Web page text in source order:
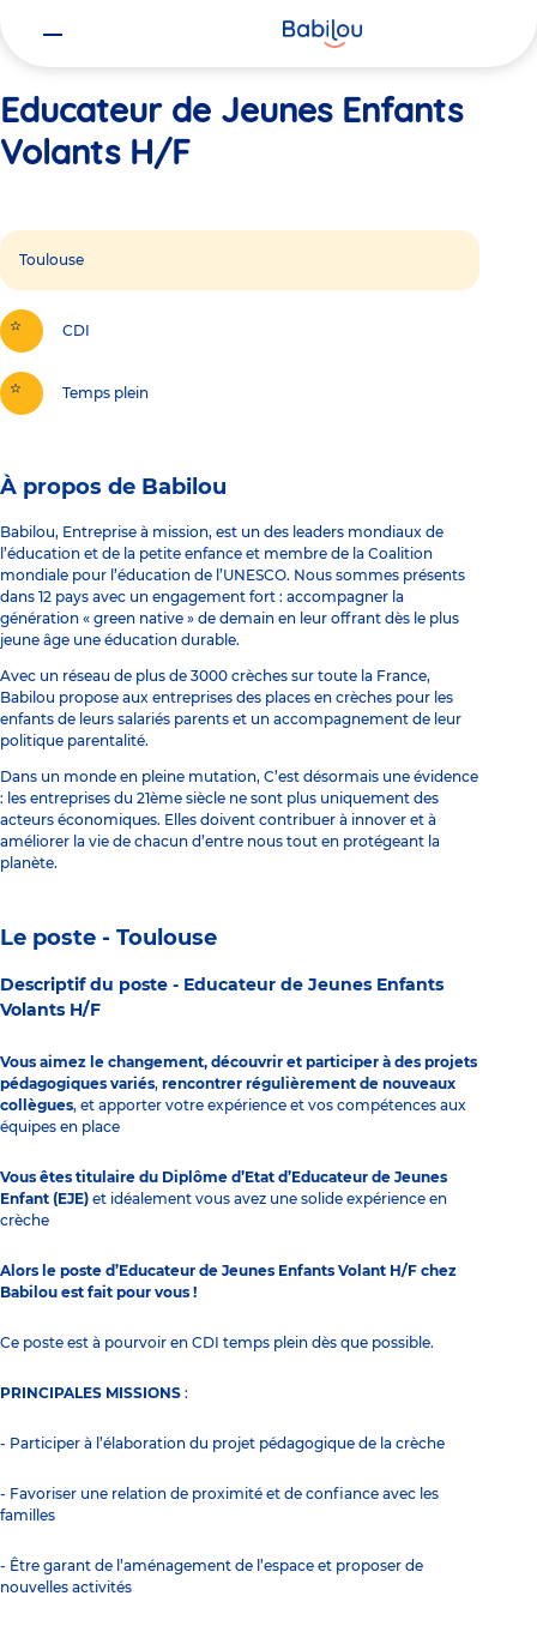
Educateur de Jeunes Enfants
Volants H/F
Toulouse
CDI
Temps plein
À propos de Babilou
Babilou, Entreprise à mission, est un des leaders mondiaux de
l’éducation et de la petite enfance et membre de la Coalition
mondiale pour l’éducation de l’UNESCO. Nous sommes présents
dans 12 pays avec un engagement fort : accompagner la
génération « green native » de demain en leur offrant dès le plus
jeune âge une éducation durable.
Avec un réseau de plus de 3000 crèches sur toute la France,
Babilou propose aux entreprises des places en crèches pour les
enfants de leurs salariés parents et un accompagnement de leur
politique parentalité.
Dans un monde en pleine mutation, C’est désormais une évidence
: les entreprises du 21ème siècle ne sont plus uniquement des
acteurs économiques. Elles doivent contribuer à innover et à
améliorer la vie de chacun d’entre nous tout en protégeant la
planète.
Le poste - Toulouse
Descriptif du poste - Educateur de Jeunes Enfants
Volants H/F
Vous aimez le changement, découvrir et participer à des projets
pédagogiques variés, rencontrer régulièrement de nouveaux
collègues, et apporter votre expérience et vos compétences aux
équipes en place
Vous êtes titulaire du Diplôme d’Etat d’Educateur de Jeunes
Enfant (EJE) et idéalement vous avez une solide expérience en
crèche
Alors le poste d’Educateur de Jeunes Enfants Volant H/F chez
Babilou est fait pour vous !
Ce poste est à pourvoir en CDI temps plein dès que possible.
PRINCIPALES MISSIONS :
- Participer à l’élaboration du projet pédagogique de la crèche
- Favoriser une relation de proximité et de confiance avec les
familles
- Être garant de l’aménagement de l’espace et proposer de
nouvelles activités